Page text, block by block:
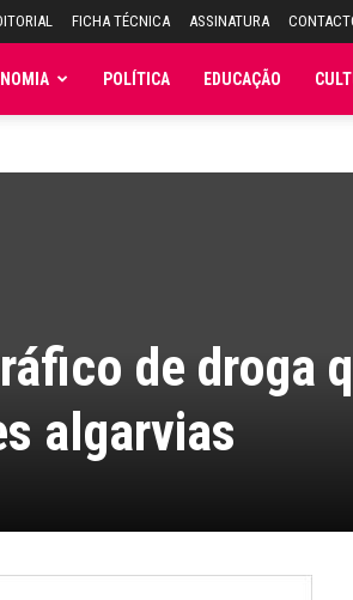
FICHA TÉCNICA ASSINATURA
POLÍTICA EDUCAÇÃO
de droga
algarvias